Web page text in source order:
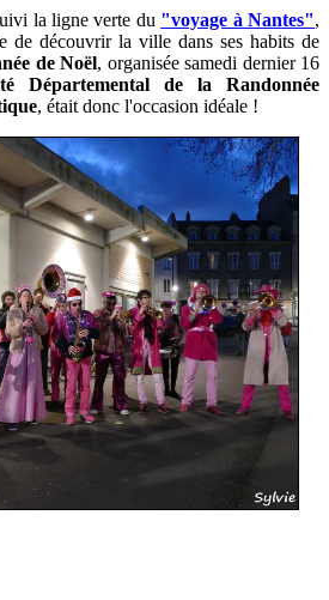
la ligne verte du "voyage à Nantes",
de découvrir la ville dans ses habits de
de Noël, organisée samedi dernier 16
Départemental de la Randonnée
, était donc l'occasion idéale !